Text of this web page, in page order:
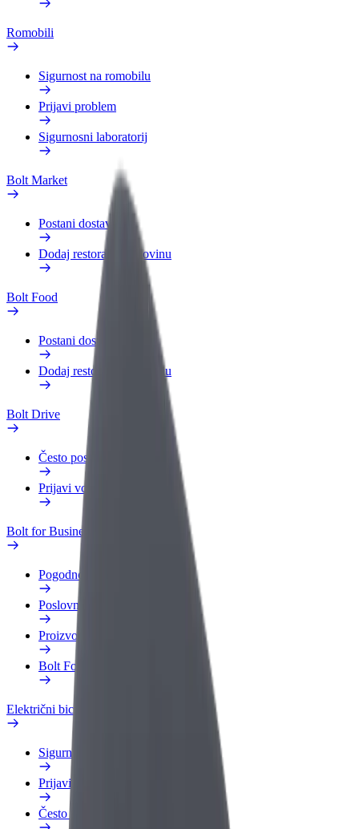
Romobili
Sigurnost na romobilu
Prijavi problem
Sigurnosni laboratorij
Bolt Market
Postani dostavljač
Dodaj restoran ili trgovinu
Bolt Food
Postani dostavljač
Dodaj restoran ili trgovinu
Bolt Drive
Često postavljana pitanja
Prijavi vozilo
Bolt for Business
Pogodnosti
Poslovni profil
Proizvodi
Bolt Food za poslovne korisnike
Električni bicikli
Sigurnosni laboratorij
Prijavi problem
Često postavljana pitanja